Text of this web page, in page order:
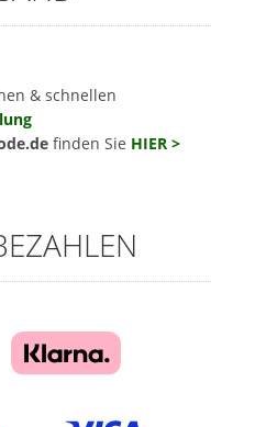
& schnellen
finden Sie HIER >